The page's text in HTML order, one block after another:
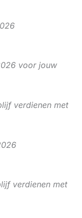
voor jouw
verdienen met
verdienen met